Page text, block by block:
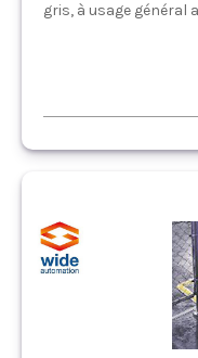
gris, à usage général